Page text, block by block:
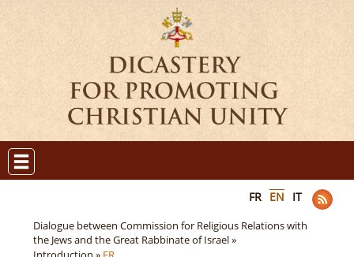
FR EN IT
Dialogue between Commission for Religious Relations with
the Jews and the Great Rabbinate of Israel »